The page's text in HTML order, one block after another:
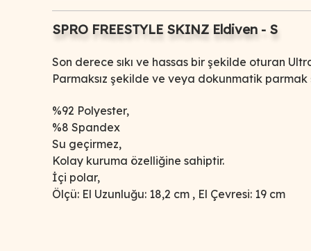
SPRO FREESTYLE SKINZ Eldiven - S
Son derece sıkı ve hassas bir şekilde oturan
Parmaksız şekilde ve veya dokunmatik parmak
%92 Polyester,
%8 Spandex
Su geçirmez,
Kolay kuruma özelliğine sahiptir.
İçi polar,
Ölçü: El Uzunluğu: 18,2 cm , El Çevresi: 19 cm